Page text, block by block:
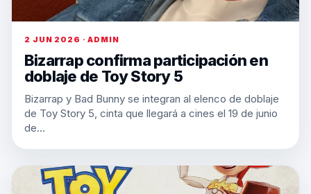
2 JUN 2026 · ADMIN
Bizarrap confirma participación en
doblaje de Toy Story 5
Bizarrap y Bad Bunny se integran al elenco de doblaje
de Toy Story 5, cinta que llegará a cines el 19 de junio
de…